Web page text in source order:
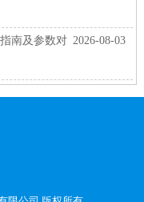
2026-08-03
南及参数对